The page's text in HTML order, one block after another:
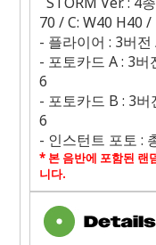
70 / C: W40 H40
- 플라이어 : 3버전
- 포토카드 A : 3버
6
- 포토카드 B : 3버
6
- 인스턴트 포토 :
* 본 음반에 포함된 랜
니다.